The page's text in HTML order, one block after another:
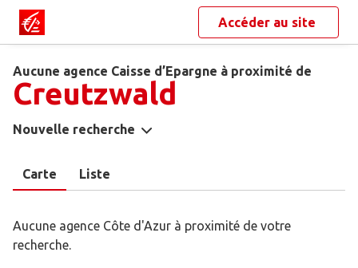
Accéder au site
Aucune agence Caisse d’Epargne à proximité de
Creutzwald
Nouvelle recherche
Carte Liste
Aucune agence Côte d'Azur à proximité de votre
recherche.